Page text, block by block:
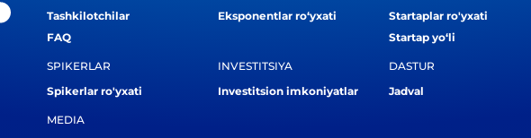
Tashkilotchilar
FAQ
Eksponentlar ro‘yxati
Startaplar ro'yxati
Startap yo‘li
SPIKERLAR
Spikerlar ro'yxati
INVESTITSIYA
Investitsion imkoniyatlar
DASTUR
Jadval
MEDIA